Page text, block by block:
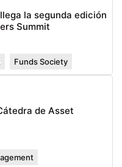
la segunda edición
Summit
Funds Society
de Asset